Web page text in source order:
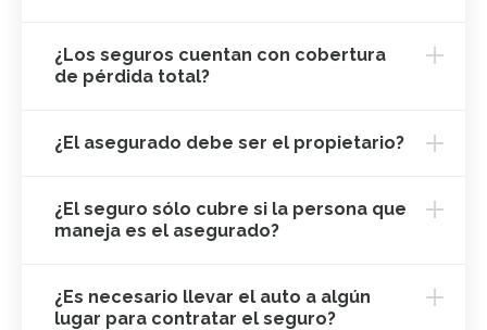
¿Los seguros cuentan con cobertura
de pérdida total?
¿El asegurado debe ser el propietario?
¿El seguro sólo cubre si la persona que
maneja es el asegurado?
¿Es necesario llevar el auto a algún
lugar para contratar el seguro?